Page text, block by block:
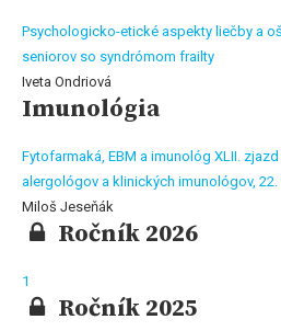
Psychologicko-etické aspekty liečby a
seniorov so syndrómom frailty
Iveta Ondriová
Imunológia
Fytofarmaká, EBM a imunológ XLII.
alergológov a klinických imunológov, 22.
Miloš Jeseňák
Ročník 2026
1
Ročník 2025